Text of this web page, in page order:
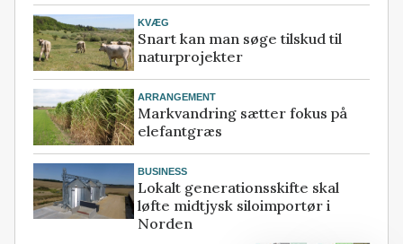
KVÆG
Snart kan man søge tilskud til
naturprojekter
ARRANGEMENT
Markvandring sætter fokus på
elefantgræs
BUSINESS
Lokalt generationsskifte skal
løfte midtjysk siloimportør i
Norden